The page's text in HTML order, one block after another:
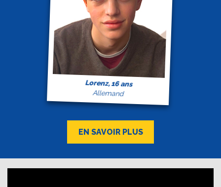
Lorenz, 16 ans
Allemand
EN SAVOIR PLUS